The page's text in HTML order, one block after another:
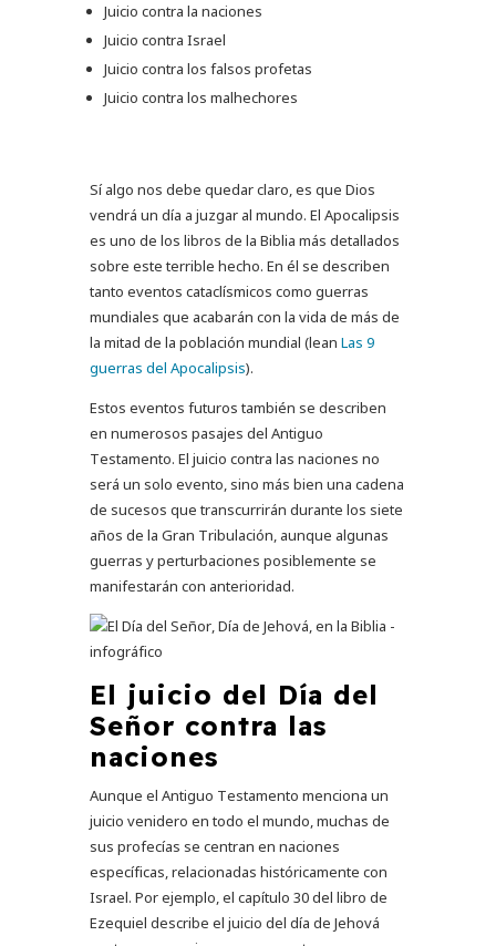
Juicio contra la naciones
Juicio contra Israel
Juicio contra los falsos profetas
Juicio contra los malhechores
Sí algo nos debe quedar claro, es que Dios
vendrá un día a juzgar al mundo. El Apocalipsis
es uno de los libros de la Biblia más detallados
sobre este terrible hecho. En él se describen
tanto eventos cataclísmicos como guerras
mundiales que acabarán con la vida de más de
la mitad de la población mundial (lean Las 9
guerras del Apocalipsis).
Estos eventos futuros también se describen
en numerosos pasajes del Antiguo
Testamento. El juicio contra las naciones no
será un solo evento, sino más bien una cadena
de sucesos que transcurrirán durante los siete
años de la Gran Tribulación, aunque algunas
guerras y perturbaciones posiblemente se
manifestarán con anterioridad.
El juicio del Día del
Señor contra las
naciones
Aunque el Antiguo Testamento menciona un
juicio venidero en todo el mundo, muchas de
sus profecías se centran en naciones
específicas, relacionadas históricamente con
Israel. Por ejemplo, el capítulo 30 del libro de
Ezequiel describe el juicio del día de Jehová